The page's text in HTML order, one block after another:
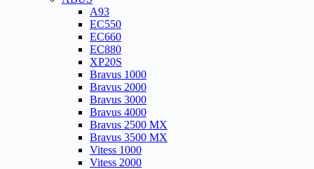
A93
EC550
EC660
EC880
XP20S
Bravus 1000
Bravus 2000
Bravus 3000
Bravus 4000
Bravus 2500 MX
Bravus 3500 MX
Vitess 1000
Vitess 2000